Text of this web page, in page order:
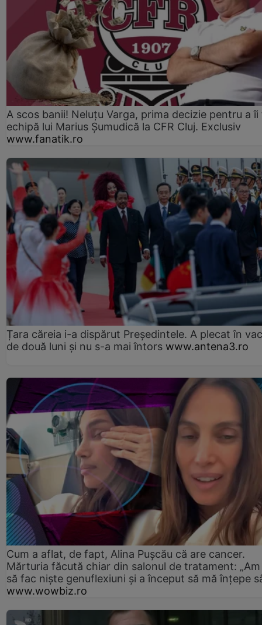
A scos banii! Neluțu Varga, prima decizie pentru a îi
echipă lui Marius Șumudică la CFR Cluj. Exclusiv
www.fanatik.ro
Țara căreia i-a dispărut Președintele. A plecat în
de două luni și nu s-a mai întors www.antena3.ro
Cum a aflat, de fapt, Alina Pușcău că are cancer.
Mărturia făcută chiar din salonul de tratament:
să fac niște genuflexiuni și a început să mă înțepe
www.wowbiz.ro